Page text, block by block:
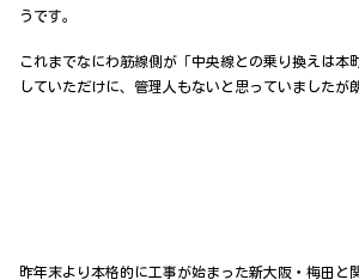
うです。
これまでなにわ筋線側が「中央線との乗り換えは本
していただけに、管理人もないと思っていましたが
昨年末より本格的に工事が始まった新大阪・梅田と